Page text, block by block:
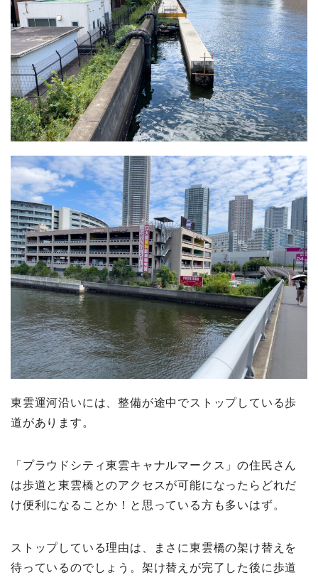
東雲運河沿いには、整備が途中でストップしている歩
道があります。
「プラウドシティ東雲キャナルマークス」の住民さん
は歩道と東雲橋とのアクセスが可能になったらどれだ
け便利になることか！と思っている方も多いはず。
ストップしている理由は、まさに東雲橋の架け替えを
待っているのでしょう。架け替えが完了した後に歩道